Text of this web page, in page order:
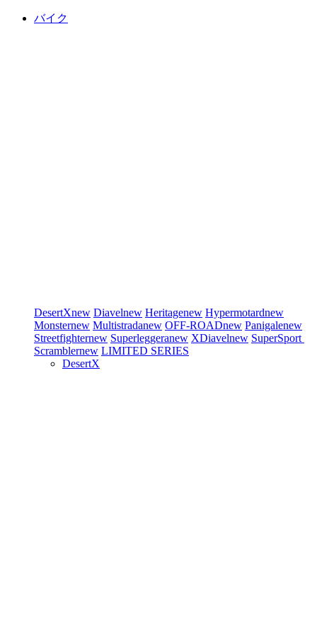
バイク
DesertXnew Diavelnew Heritagenew Hypermotardnew
Monsternew Multistradanew OFF-ROADnew Panigalenew
Streetfighternew Superleggeranew XDiavelnew SuperSport
Scramblernew LIMITED SERIES
DesertX